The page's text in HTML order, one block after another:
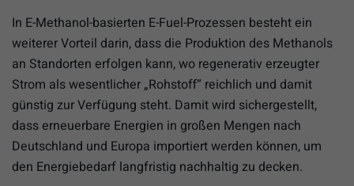
In E-Methanol-basierten E-Fuel-Prozessen besteht ein
weiterer Vorteil darin, dass die Produktion des Methanols
an Standorten erfolgen kann, wo regenerativ erzeugter
Strom als wesentlicher „Rohstoff“ reichlich und damit
günstig zur Verfügung steht. Damit wird sichergestellt,
dass erneuerbare Energien in großen Mengen nach
Deutschland und Europa importiert werden können, um
den Energiebedarf langfristig nachhaltig zu decken.